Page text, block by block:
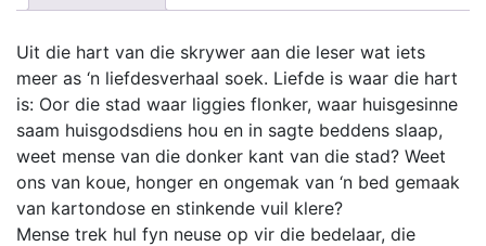
options
may
be
chosen
on
the
product
page
Uit die hart van die skrywer aan die leser wat iets
meer as ‘n liefdesverhaal soek. Liefde is waar die hart
is: Oor die stad waar liggies flonker, waar huisgesinne
saam huisgodsdiens hou en in sagte beddens slaap,
weet mense van die donker kant van die stad? Weet
ons van koue, honger en ongemak van ‘n bed gemaak
van kartondose en stinkende vuil klere?
Mense trek hul fyn neuse op vir die bedelaar, die